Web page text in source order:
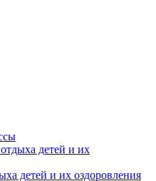
детей и их
детей и их оздоровления